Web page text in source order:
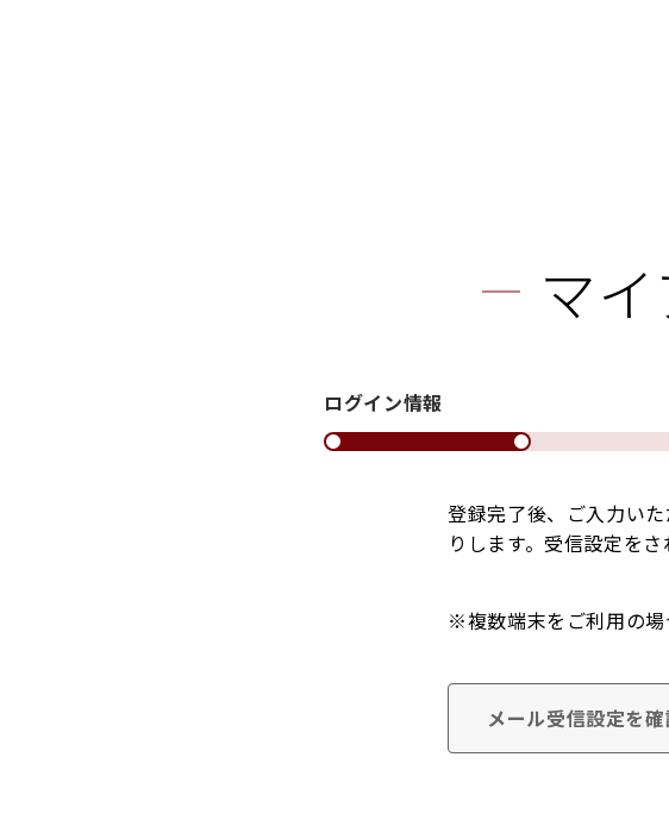
マ
ログイン情報
登録完了後、ご入力い
りします。受信設定を
※複数端末をご利用の
メール受信設定を